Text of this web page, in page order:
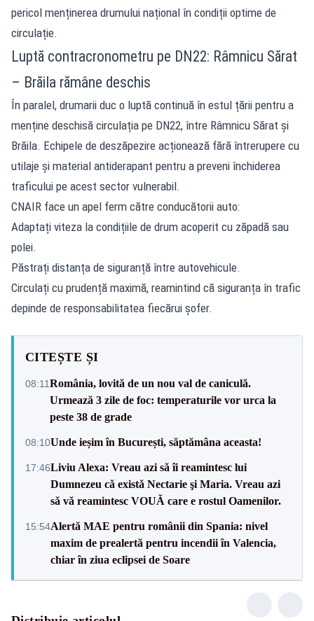
pericol menținerea drumului național în condiții optime de
circulație.
Luptă contracronometru pe DN22: Râmnicu Sărat
– Brăila rămâne deschis
În paralel, drumarii duc o luptă continuă în estul țării pentru a
menține deschisă circulația pe DN22, între Râmnicu Sărat și
Brăila. Echipele de deszăpezire acționează fără întrerupere cu
utilaje și material antiderapant pentru a preveni închiderea
traficului pe acest sector vulnerabil.
CNAIR face un apel ferm către conducătorii auto:
Adaptați viteza la condițiile de drum acoperit cu zăpadă sau
polei.
Păstrați distanța de siguranță între autovehicule.
Circulați cu prudență maximă, reamintind că siguranța în trafic
depinde de responsabilitatea fiecărui șofer.
CITEȘTE ȘI
08:11România, lovită de un nou val de caniculă.
Urmează 3 zile de foc: temperaturile vor urca la
peste 38 de grade
08:10Unde ieșim în București, săptămâna aceasta!
17:46Liviu Alexa: Vreau azi sǎ îi reamintesc lui
Dumnezeu cǎ existǎ Nectarie şi Maria. Vreau azi
sǎ vǎ reamintesc VOUǍ care e rostul Oamenilor.
15:54Alertă MAE pentru românii din Spania: nivel
maxim de prealertă pentru incendii în Valencia,
chiar în ziua eclipsei de Soare